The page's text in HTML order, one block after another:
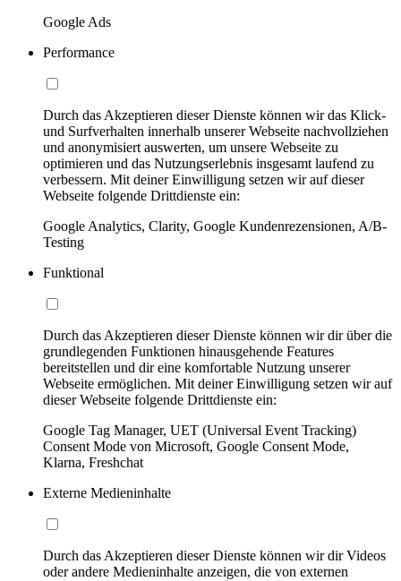
Google Ads
Performance
Durch das Akzeptieren dieser Dienste können wir das Klick-
und Surfverhalten innerhalb unserer Webseite nachvollziehen
und anonymisiert auswerten, um unsere Webseite zu
optimieren und das Nutzungserlebnis insgesamt laufend zu
verbessern. Mit deiner Einwilligung setzen wir auf dieser
Webseite folgende Drittdienste ein:
Google Analytics, Clarity, Google Kundenrezensionen, A/B-
Testing
Funktional
Durch das Akzeptieren dieser Dienste können wir dir über die
grundlegenden Funktionen hinausgehende Features
bereitstellen und dir eine komfortable Nutzung unserer
Webseite ermöglichen. Mit deiner Einwilligung setzen wir auf
dieser Webseite folgende Drittdienste ein:
Google Tag Manager, UET (Universal Event Tracking)
Consent Mode von Microsoft, Google Consent Mode,
Klarna, Freshchat
Externe Medieninhalte
Durch das Akzeptieren dieser Dienste können wir dir Videos
oder andere Medieninhalte anzeigen, die von externen